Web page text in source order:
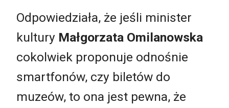
Odpowiedziała, że jeśli minister
kultury Małgorzata Omilanowska
cokolwiek proponuje odnośnie
smartfonów, czy biletów do
muzeów, to ona jest pewna, że